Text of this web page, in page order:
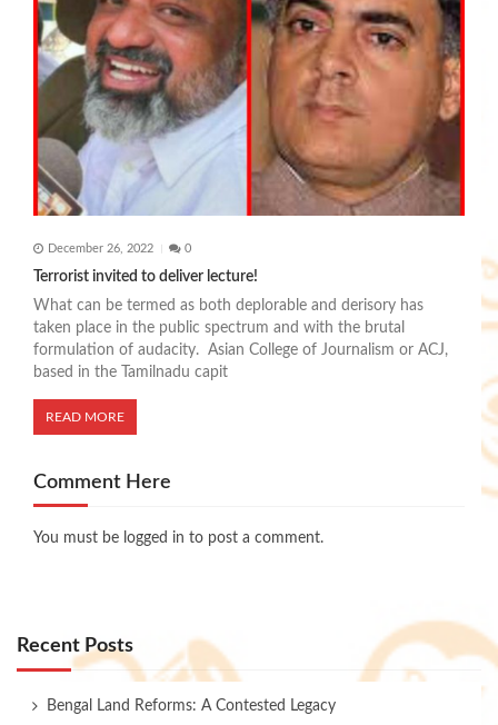
December 26, 2022 0
Terrorist invited to deliver lecture!
What can be termed as both deplorable and derisory has
taken place in the public spectrum and with the brutal
formulation of audacity. Asian College of Journalism or ACJ,
based in the Tamilnadu capit
READ MORE
Comment Here
You must be logged in to post a comment.
Recent Posts
Bengal Land Reforms: A Contested Legacy